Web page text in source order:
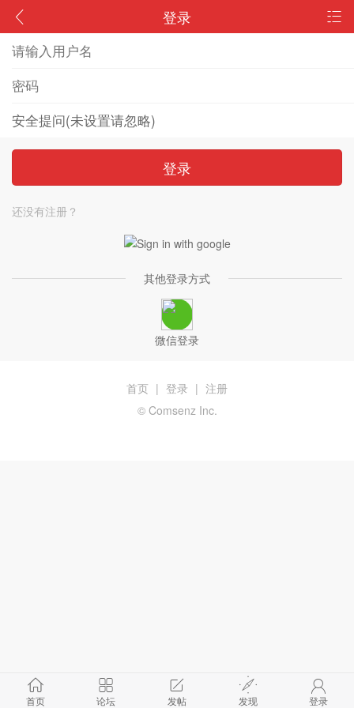
登录
登录
还没有注册？
其他登录方式
微信登录
首页 论坛 发帖 发现 登录
首页 | 登录 | 注册
© Comsenz Inc.